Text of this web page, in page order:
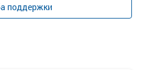
поддержки